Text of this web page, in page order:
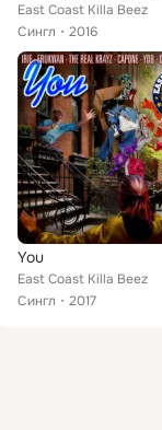
East Coast Killa Beez
Сингл
2016
You
East Coast Killa Beez
Сингл
2017